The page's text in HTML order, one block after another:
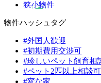
狭小物件
物件ハッシュタグ
#外国人歓迎
#初期費用交渉可
#珍しいペット飼育相
#ペット2匹以上相談可